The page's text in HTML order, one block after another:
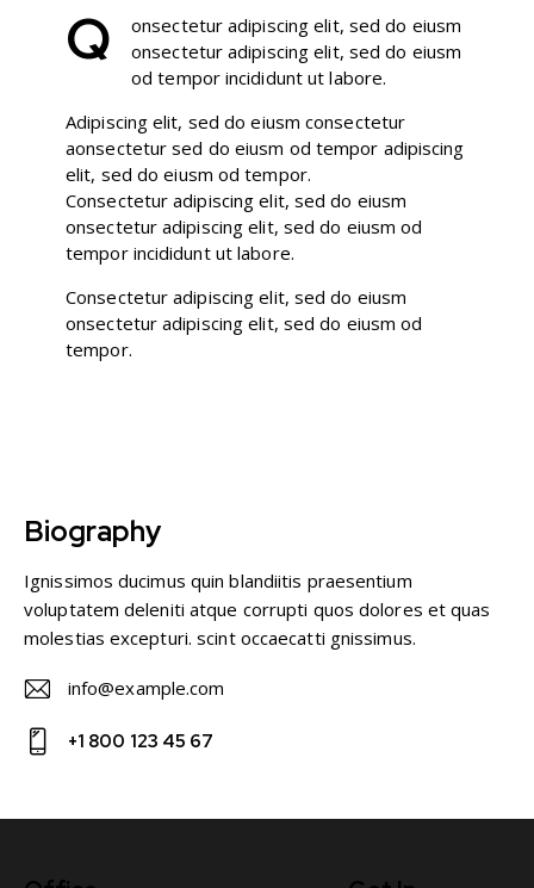
Q
onsectetur adipiscing elit, sed do eiusm
onsectetur adipiscing elit, sed do eiusm
od tempor incididunt ut labore.
Adipiscing elit, sed do eiusm consectetur
aonsectetur sed do eiusm od tempor adipiscing
elit, sed do eiusm od tempor.
Consectetur adipiscing elit, sed do eiusm
onsectetur adipiscing elit, sed do eiusm od
tempor incididunt ut labore.
Consectetur adipiscing elit, sed do eiusm
onsectetur adipiscing elit, sed do eiusm od
tempor.
Biography
Ignissimos ducimus quin blandiitis praesentium
voluptatem deleniti atque corrupti quos dolores et quas
molestias excepturi. scint occaecatti gnissimus.
E-
m
:
info@example.com
on
+1 800 123 45 67